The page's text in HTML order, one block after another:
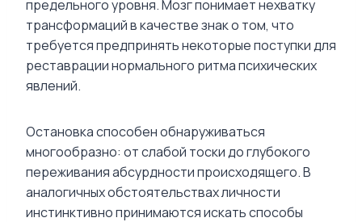
предельного уровня. Мозг понимает нехватку
трансформаций в качестве знак о том, что
требуется предпринять некоторые поступки для
реставрации нормального ритма психических
явлений.
Остановка способен обнаруживаться
многообразно: от слабой тоски до глубокого
переживания абсурдности происходящего. В
аналогичных обстоятельствах личности
инстинктивно принимаются искать способы